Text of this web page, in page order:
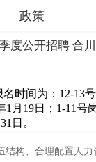
政策
度公开招聘 合
名时间为：12-13
1月19日；1-11号
日。
结构、合理配置人